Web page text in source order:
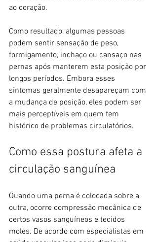
ao coração.
Como resultado, algumas pessoas
podem sentir sensação de peso,
formigamento, inchaço ou cansaço nas
pernas após manterem esta posição por
longos períodos. Embora esses
sintomas geralmente desapareçam com
a mudança de posição, eles podem ser
mais perceptíveis em quem tem
histórico de problemas circulatórios.
Como essa postura afeta a
circulação sanguínea
Quando uma perna é colocada sobre a
outra, ocorre compressão mecânica de
certos vasos sanguíneos e tecidos
moles. De acordo com especialistas em